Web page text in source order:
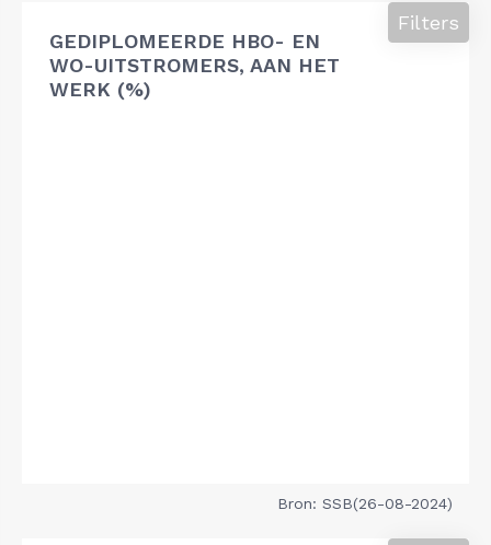
GEDIPLOMEERDE HBO- EN
WO-UITSTROMERS, AAN HET
WERK (%)
Filters
Bron: SSB(26-08-2024)